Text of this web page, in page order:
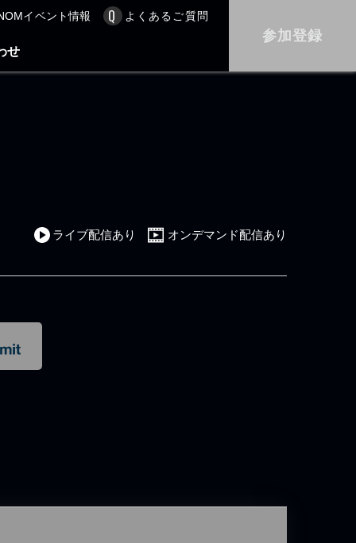
イベント情報 よくあるご質問
参加登録
せ
ライブ配信あり オンデマンド配信あり